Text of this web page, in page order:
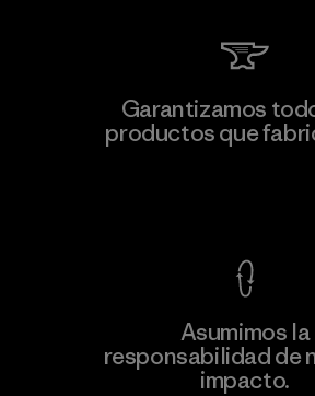
información
Singtex Industrial
Material-supplier
Garantizamos
productos que
Asumimos la
responsabilidad de
impacto.